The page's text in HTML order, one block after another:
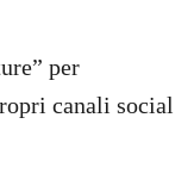
per
canali social